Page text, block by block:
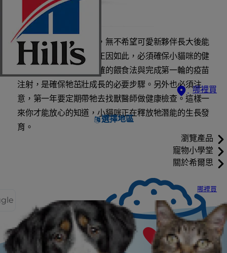
哪裡買
選擇地區
瀏覽產品
寵物小學堂
關於希爾思
哪裡買
每位剛養育幼貓的主人，無不希望可愛新夥伴長大後能
成為健康快樂的貓咪。正因如此，必須確保小貓咪的健
康情況良好。例如，正確的餵食法與完成第一輪的疫苗
注射，是確保牠茁壯成長的必要步驟。另外也必須注
意，第一年要定期帶牠去找獸醫師做健康檢查。這樣一
來你才能放心的知道，小貓咪正在釋放牠潛能的生長發
育。